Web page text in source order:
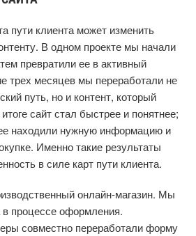
пути клиента может изменить
В одном проекте мы начали
превратили ее в активный
трех месяцев мы переработали не
путь, но и контент, который
сайт стал быстрее и понятнее;
находили нужную информацию и
Именно такие результаты
в силе карт пути клиента.
онлайн-магазин. Мы
процессе оформления.
совместно переработали форму